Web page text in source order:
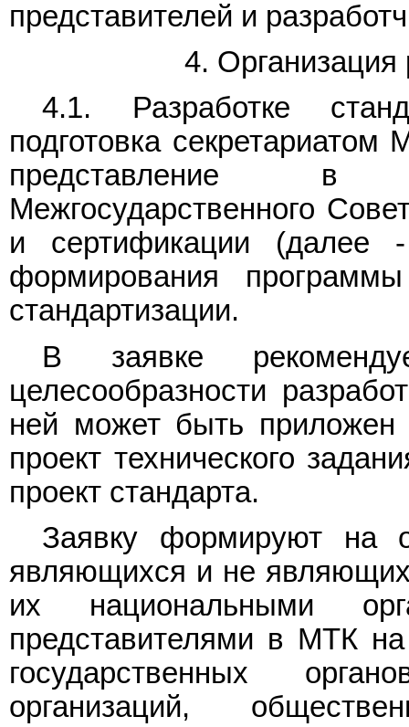
представителей и
4. Организация
4.1. Разработке
подготовка
представление в
Межгосударственного
и сертификации (далее -
формирования
стандартизации.
В заявке
целесообразности
ней может быть приложен
проект технического
проект стандарта.
Заявку формируют на
являющихся и не
их национальными
представителями в МТК
государственных
организаций,